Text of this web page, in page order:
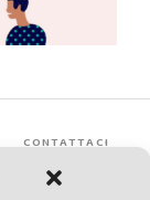
CONTATTACI